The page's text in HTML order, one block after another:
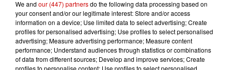
sur réservation , a partir de 10h le
matin
Infos
Voir plus
5 août 2026
We and our (447) partnersdo the following data processing based on
your consent and/or our legitimate interest: Store and/or access
information on a device; Use limited data to select advertising; Create
profiles for personalised advertising; Use profiles to select personalised
advertising; Measure advertising performance; Measure content
performance; Understand audiences through statistics or combinations
of data from different sources; Develop and improve services; Create
profiles to personalise content; Use profiles to select personalised